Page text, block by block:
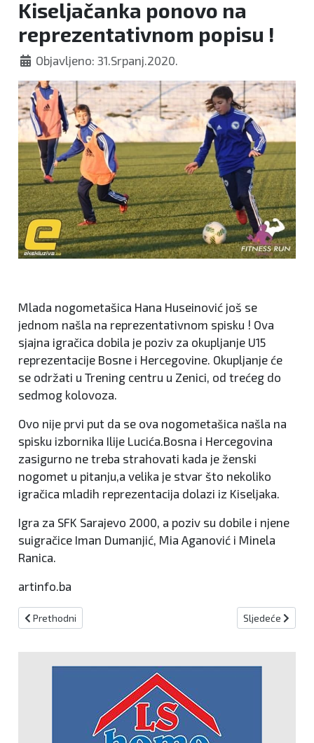
Kiseljačanka ponovo na
reprezentativnom popisu !
Objavljeno: 31.Srpanj.2020.
Mlada nogometašica Hana Huseinović još se
jednom našla na reprezentativnom spisku ! Ova
sjajna igračica dobila je poziv za okupljanje U15
reprezentacije Bosne i Hercegovine. Okupljanje će
se održati u Trening centru u Zenici, od trećeg do
sedmog kolovoza.
Ovo nije prvi put da se ova nogometašica našla na
spisku izbornika Ilije Lucića.Bosna i Hercegovina
zasigurno ne treba strahovati kada je ženski
nogomet u pitanju,a velika je stvar što nekoliko
igračica mladih reprezentacija dolazi iz Kiseljaka.
Igra za SFK Sarajevo 2000, a poziv su dobile i njene
suigračice Iman Dumanjić, Mia Aganović i Minela
Ranica.
artinfo.ba
Prethodni članak: Grgić stavio potpis na višegodišnji ugovor sa
Prethodni Sljedeći
Sljedeće